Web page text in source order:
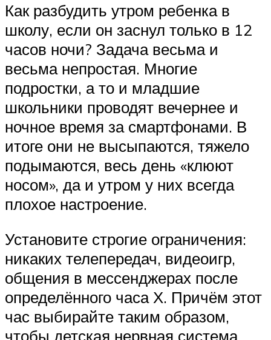
Как разбудить утром ребенка в
школу, если он заснул только в 12
часов ночи? Задача весьма и
весьма непростая. Многие
подростки, а то и младшие
школьники проводят вечернее и
ночное время за смартфонами. В
итоге они не высыпаются, тяжело
подымаются, весь день «клюют
носом», да и утром у них всегда
плохое настроение.
Установите строгие ограничения:
никаких телепередач, видеоигр,
общения в мессенджерах после
определённого часа Х. Причём этот
час выбирайте таким образом,
чтобы детская нервная система